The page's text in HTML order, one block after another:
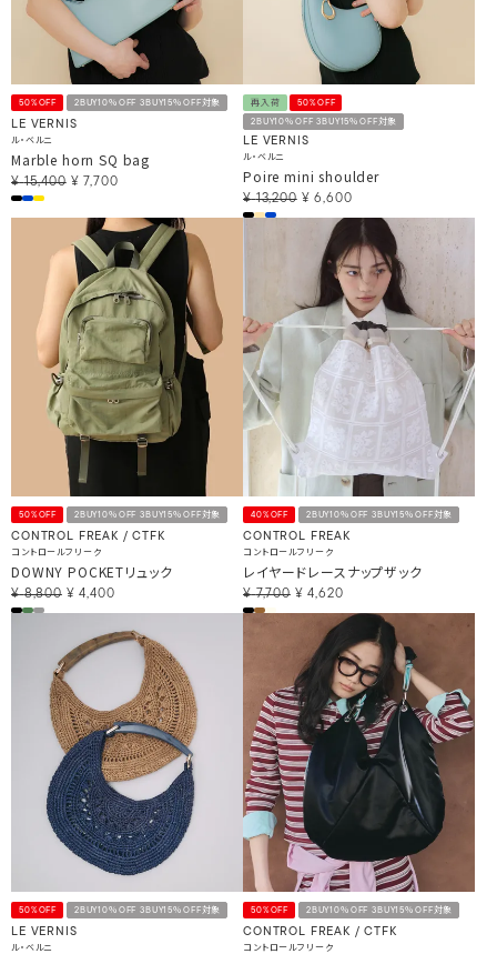
50%OFF 2BUY10％OFF 3BUY15％OFF対象
LE VERNIS
ル・ベルニ
Marble horn SQ bag
¥ 15,400 ¥ 7,700
再入荷 50%OFF
2BUY10％OFF 3BUY15％OFF対象
LE VERNIS
ル・ベルニ
Poire mini shoulder
¥ 13,200 ¥ 6,600
50%OFF 2BUY10％OFF 3BUY15％OFF対象
CONTROL FREAK / CTFK
コントロールフリーク
DOWNY POCKETリュック
¥ 8,800 ¥ 4,400
40%OFF 2BUY10％OFF 3BUY15％OFF対象
CONTROL FREAK
コントロールフリーク
レイヤードレースナップザック
¥ 7,700 ¥ 4,620
50%OFF 2BUY10％OFF 3BUY15％OFF対象
LE VERNIS
ル・ベルニ
50%OFF 2BUY10％OFF 3BUY15％OFF対象
CONTROL FREAK / CTFK
コントロールフリーク